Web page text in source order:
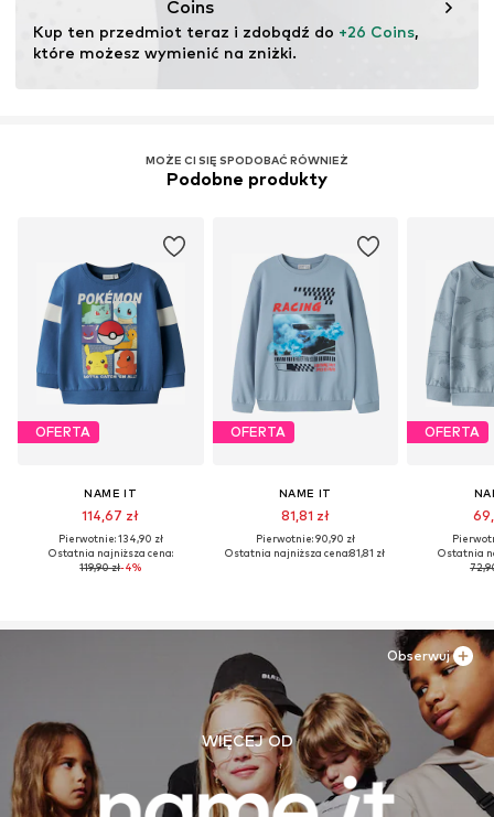
Coins
Kup ten przedmiot teraz i zdobądź do +26 Coins,
które możesz wymienić na zniżki.
MOŻE CI SIĘ SPODOBAĆ RÓWNIEŻ
Podobne produkty
OFERTA
NAME IT
114,67 zł
Pierwotnie: 134,90 zł
Ostatnia najniższa cena:
119,90 zł-4%
OFERTA
NAME IT
81,81 zł
Pierwotnie: 90,90 zł
Ostatnia najniższa cena:81,81 zł
OFERTA
Ostatnia
WIĘCEJ OD
Obserwuj